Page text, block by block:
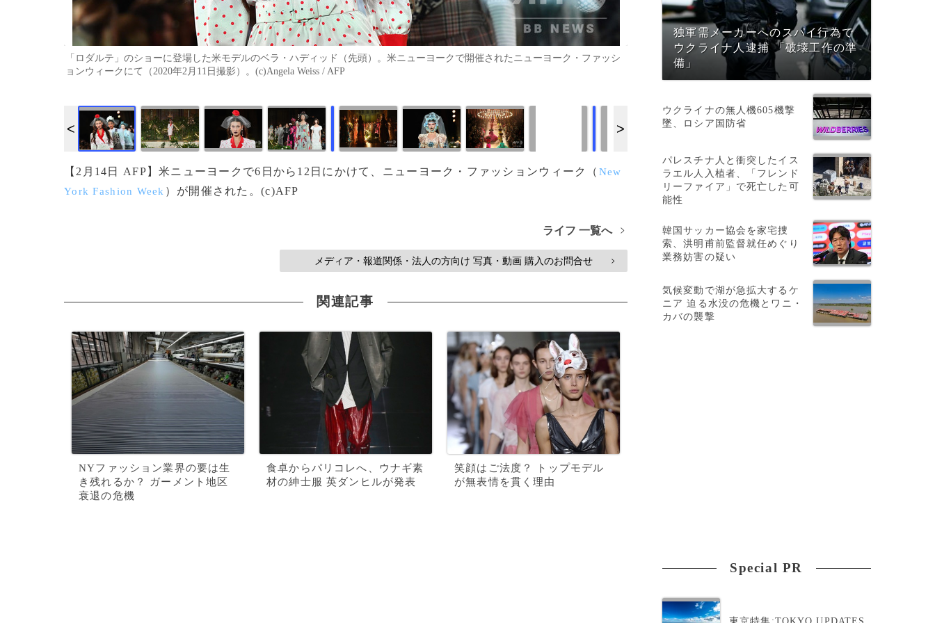
「ロダルテ」のショーに登場した米モデルのベラ・ハディッド（先頭）。米ニューヨークで開催されたニューヨーク・ファッシ
ョンウィークにて（2020年2月11日撮影）。(c)Angela Weiss / AFP
画像作成中 画像作成中 画像作成中 画像作成中
【2月14日 AFP】米ニューヨークで6日から12日にかけて、ニューヨーク・ファッションウィーク（ New
York Fashion Week ）が開催された。(c)AFP
ライフ 一覧へ >
メディア・報道関係・法人の方向け 写真・動画 購入のお問合せ >
関連記事
NYファッション業界の要は生
き残れるか？ ガーメント地区
衰退の危機
食卓からパリコレへ、ウナギ素
材の紳士服 英ダンヒルが発表
笑顔はご法度？ トップモデル
が無表情を貫く理由
独軍需メーカーへのスパイ行為で
ウクライナ人逮捕 「破壊工作の準
備」
ウクライナの無人機605機撃
墜、ロシア国防省
パレスチナ人と衝突したイス
ラエル人入植者、「フレンド
リーファイア」で死亡した可
能性
韓国サッカー協会を家宅捜
索、洪明甫前監督就任めぐり
業務妨害の疑い
気候変動で湖が急拡大するケ
ニア 迫る水没の危機とワニ・
カバの襲撃
Special PR
東京特集:TOKYO UPDATES